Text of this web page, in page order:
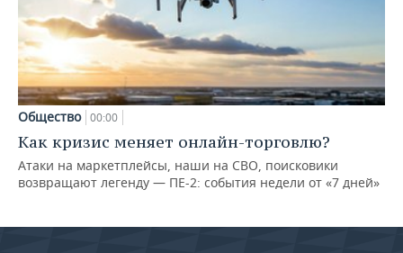
Общество 00:00
Как кризис меняет онлайн-торговлю?
Атаки на маркетплейсы, наши на СВО, поисковики
возвращают легенду — ПЕ-2: события недели от «7 дней»